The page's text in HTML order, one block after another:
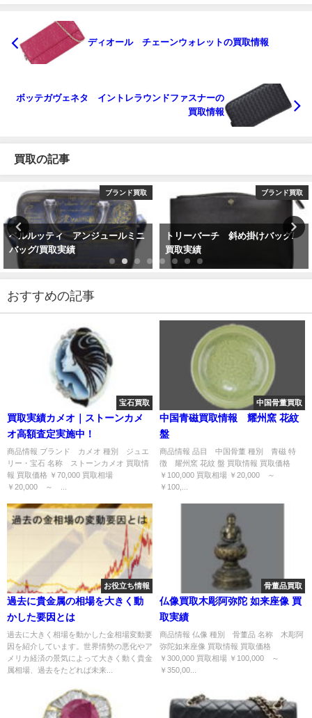
ディオール チェーンウォレットの買取情報
ボッテガヴェネタ イントレラウンドファスナーの
買取情報
買取の記事
ブランド買取
ベルルッティ アンジュールミニ
バッグ/買取実績
ブランド買取
トリーバーチ 斜め掛けバッグ/
買取実績
おすすめの記事
宝石買取
買取実績カメオ｜ストーンカメ
オ高額査定実施中！
商品情報 ブランド カメオ 種別 ジュエ
リー・宝石 名称 ストーンカメオ 買取情
報 買取価格 ￥70,000 買取相場
￥20,000 ～ ...
中国骨董買取
中国青磁買取情報 耀州窯 花紋
盤
商品情報 品目 中国骨董 種別 青磁 特
徴 耀州窯 花紋 盤 買取情報 買取価格
￥100,000 買取相場 ￥20,000 ～
￥100,...
お役立ち情報
過去に貴金属の相場を大きく動
かした要因とは
過去に大きく相場を動かした金相場変動要
因を紹介しています。世界情勢の悪化やア
メリカ経済の景気によって大きく動く貴金
属相場、過去をたどれば未来...
骨董品買取
仏像買取木彫阿弥陀 如来座像 買
取実績
商品情報 仏像 種別 骨董品 名称 木彫阿
弥陀如来座像 買取情報 買取価格
￥300,000 買取相場 ￥100,000 ～
￥350,00...